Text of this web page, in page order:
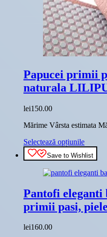
Papucei primii
naturala
lei150.00
Mărime Vârsta estimata
Selectează opțiunileAcest
produs
are
multe
pot
fi
Save to Wishlist
Pantofi eleganti
primii pasi,
lei160.00